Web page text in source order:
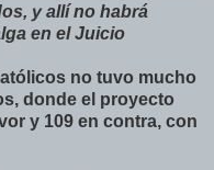
y allí no habrá
en el Juicio
no tuvo mucho
donde el proyecto
y 109 en contra, con